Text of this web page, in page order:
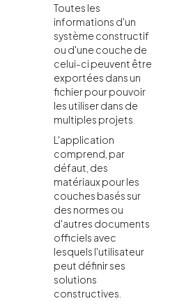
Toutes les
informations d'un
système constructif
ou d'une couche de
celui-ci peuvent être
exportées dans un
fichier pour pouvoir
les utiliser dans de
multiples projets.
L'application
comprend, par
défaut, des
matériaux pour les
couches basés sur
des normes ou
d'autres documents
officiels avec
lesquels l'utilisateur
peut définir ses
solutions
constructives.